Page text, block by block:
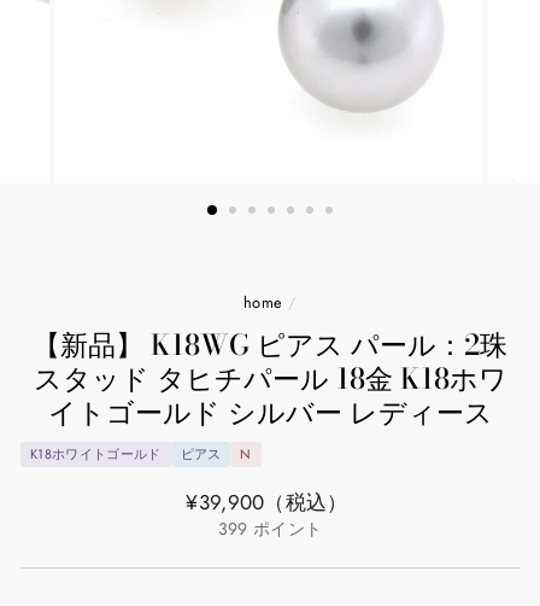
home /
【新品】 K18WG ピアス パール：2珠
スタッド タヒチパール 18金 K18ホワ
イトゴールド シルバー レディース
K18ホワイトゴールド ピアス N
通
格
¥39,900 （税込）
399 ポイント